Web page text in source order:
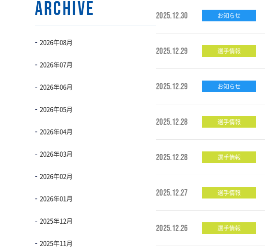
2025.12.30 お知らせ
2025.12.29 選手情報
2025.12.29 お知らせ
2025.12.28 選手情報
2025.12.28 選手情報
2025.12.27 選手情報
2025.12.26 選手情報
ARCHIVE
2026年08月
2026年07月
2026年06月
2026年05月
2026年04月
2026年03月
2026年02月
2026年01月
2025年12月
2025年11月